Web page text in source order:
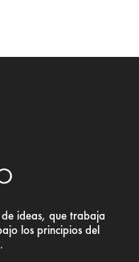
ideas, que trabaja
los principios del